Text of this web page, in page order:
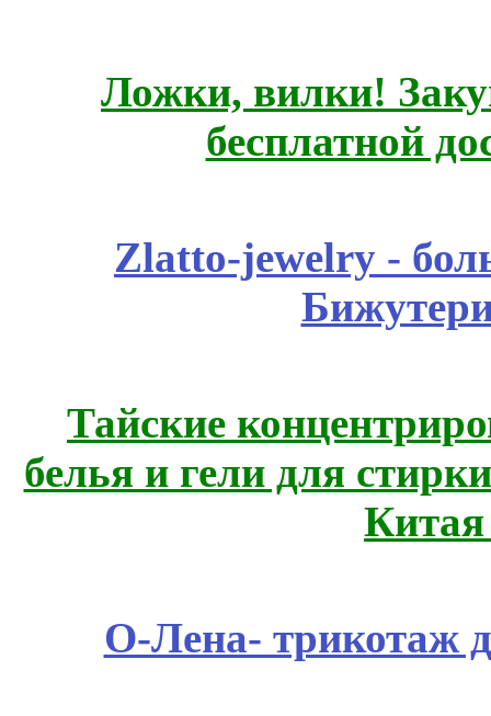
Ложки, вилки!
бесплатной
Zlatto-jewelry -
Тайские
белья и гели для
О-Лена- трикотаж